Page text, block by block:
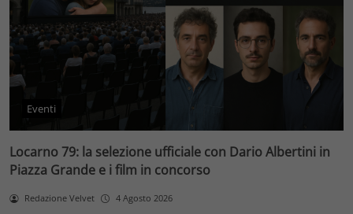
Eventi
Locarno 79: la selezione ufficiale con Dario Albertini in
Piazza Grande e i film in concorso
Redazione Velvet 4 Agosto 2026